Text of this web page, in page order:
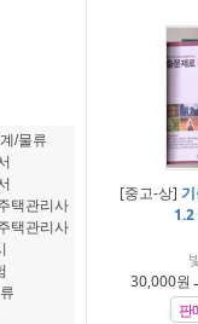
[중고-상]
30,000원
판
/물류
택관리사
택관리사